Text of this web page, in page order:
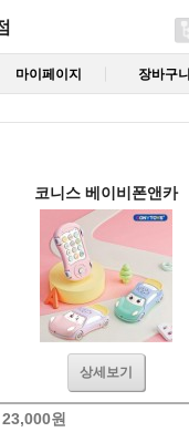
마이페이지 장바구니
코니스 베이비폰앤카
상세보기
23,000원